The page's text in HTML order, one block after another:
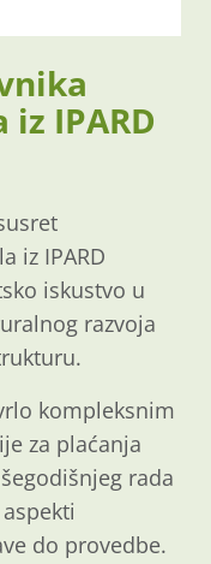
IPARD
iz IPARD
iskustvo u
razvoja
kompleksnim
za plaćanja
rada
do provedbe.